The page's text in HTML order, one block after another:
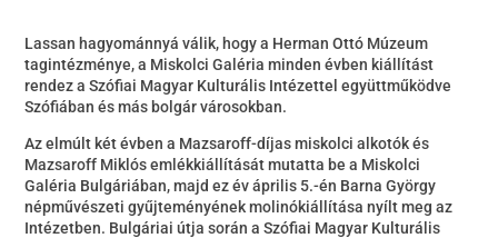
Lassan hagyománnyá válik, hogy a Herman Ottó Múzeum
tagintézménye, a Miskolci Galéria minden évben kiállítást
rendez a Szófiai Magyar Kulturális Intézettel együttműködve
Szófiában és más bolgár városokban.
Az elmúlt két évben a Mazsaroff-díjas miskolci alkotók és
Mazsaroff Miklós emlékkiállítását mutatta be a Miskolci
Galéria Bulgáriában, majd ez év április 5.-én Barna György
népművészeti gyűjteményének molinókiállítása nyílt meg az
Intézetben. Bulgáriai útja során a Szófiai Magyar Kulturális